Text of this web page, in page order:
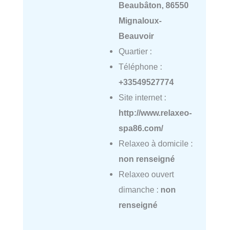
Beaubâton, 86550
Mignaloux-
Beauvoir
Quartier :
Téléphone :
+33549527774
Site internet :
http://www.relaxeo-
spa86.com/
Relaxeo à domicile :
non renseigné
Relaxeo ouvert
dimanche : non
renseigné